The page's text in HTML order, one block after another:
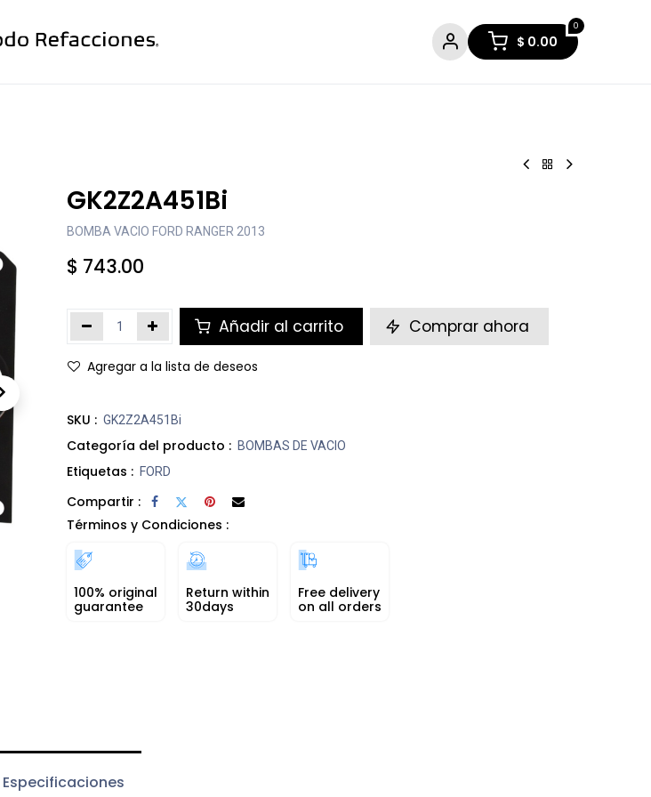
0
$ 0.00
GK2Z2A451Bi
BOMBA VACIO FORD RANGER 2013
$ 743.00
Añadir al carrito Comprar ahora
Agregar a la lista de deseos
SKU : GK2Z2A451Bi
Categoría del producto : BOMBAS DE VACIO
Etiquetas : FORD
Compartir :
Términos y Condiciones :
100% original
guarantee
Return within
30days
Free delivery
on all orders
Especificaciones